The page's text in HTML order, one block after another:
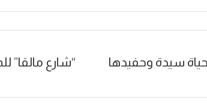
حياة سيدة وحفيدها
“شارع مالقا”